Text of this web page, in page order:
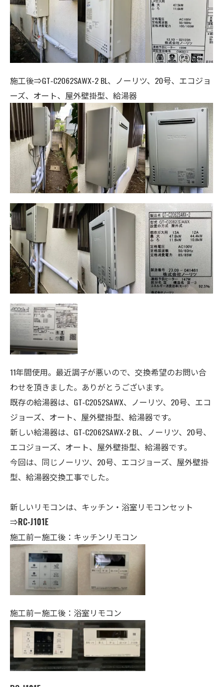
施工後⇒GT-C2062SAWX-2 BL、ノーリツ、20号、エコジョ
ーズ、オート、 屋外壁掛型、給湯器
11年間使用。最近調子が悪いので、交換希望のお問い合
わせを頂きました。ありがとうございます。
既存の給湯器は、GT-C2052SAWX、ノーリツ、20号、エコ
ジョーズ、オート、屋外壁掛型、給湯器です。
新しい給湯器は、GT-C2062SAWX-2 BL、ノーリツ、20号、
エコジョーズ、オート、 屋外壁掛型、給湯器です。
今回は、同じノーリツ、20号、エコジョーズ、屋外壁掛
型、給湯器交換工事でした。
新しいリモコンは、キッチン・ 浴室リモコンセット
⇒RC-J101E
施工前ー施工後：キッチンリモコン
施工前ー施工後：浴室リモコン